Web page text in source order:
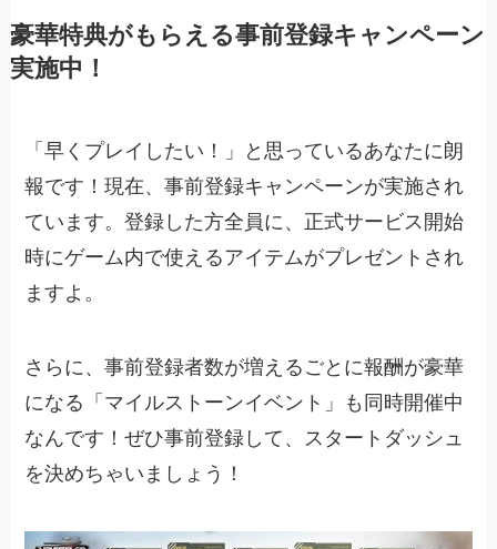
豪華特典がもらえる事前登録キャンペーン
実施中！
「早くプレイしたい！」と思っているあなたに朗
報です！現在、事前登録キャンペーンが実施され
ています。登録した方全員に、正式サービス開始
時にゲーム内で使えるアイテムがプレゼントされ
ますよ。
さらに、事前登録者数が増えるごとに報酬が豪華
になる「マイルストーンイベント」も同時開催中
なんです！ぜひ事前登録して、スタートダッシュ
を決めちゃいましょう！